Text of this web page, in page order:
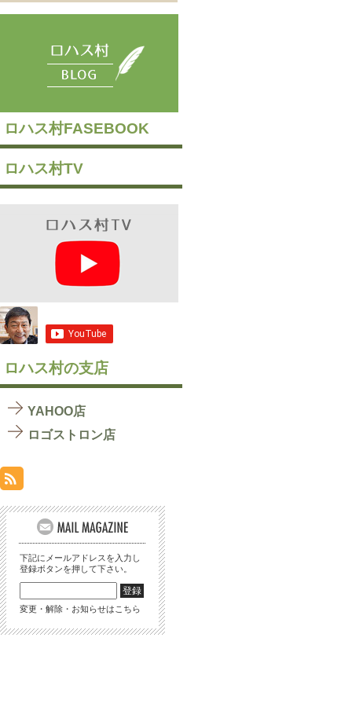
ロハス村FASEBOOK
ロハス村TV
ロハス村の支店
YAHOO店
ロゴストロン店
下記にメールアドレスを入力し
登録ボタンを押して下さい。
変更・解除・お知らせはこちら